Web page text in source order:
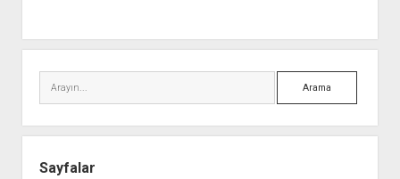
Arama
Sayfalar